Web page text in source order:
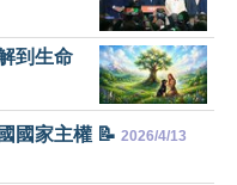
到生命
國家主權 📝 2026/4/13